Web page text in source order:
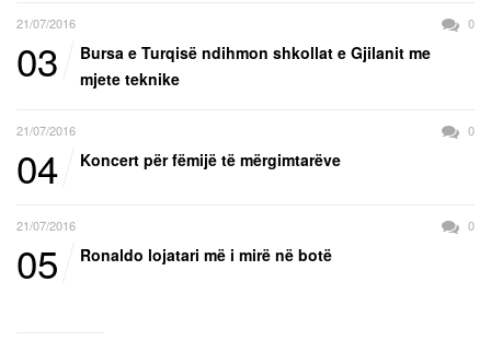
21/07/2016 0
03
Bursa e Turqisë ndihmon shkollat e Gjilanit me
mjete teknike
21/07/2016 0
04 Koncert për fëmijë të mërgimtarëve
21/07/2016 0
05 Ronaldo lojatari më i mirë në botë